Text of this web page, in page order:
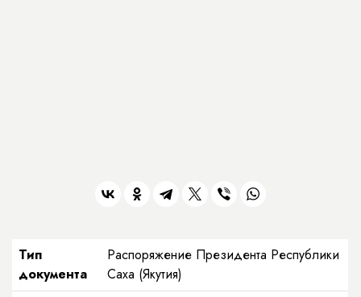
Тип
документа
Распоряжение Президента Республики
Саха (Якутия)